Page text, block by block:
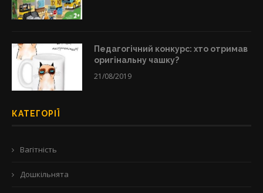
Педагогічний конкурс: хто отримав
оригінальну чашку?
21/08/2019
КАТЕГОРІЇ
Вагітність
Дошкільнята